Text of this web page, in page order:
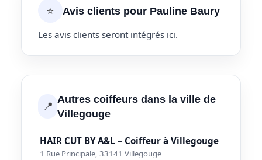
⭐ Avis clients pour Pauline Baury
Les avis clients seront intégrés ici.
📍 Autres coiffeurs dans la ville de
Villegouge
HAIR CUT BY A&L – Coiffeur à Villegouge
1 Rue Principale, 33141 Villegouge